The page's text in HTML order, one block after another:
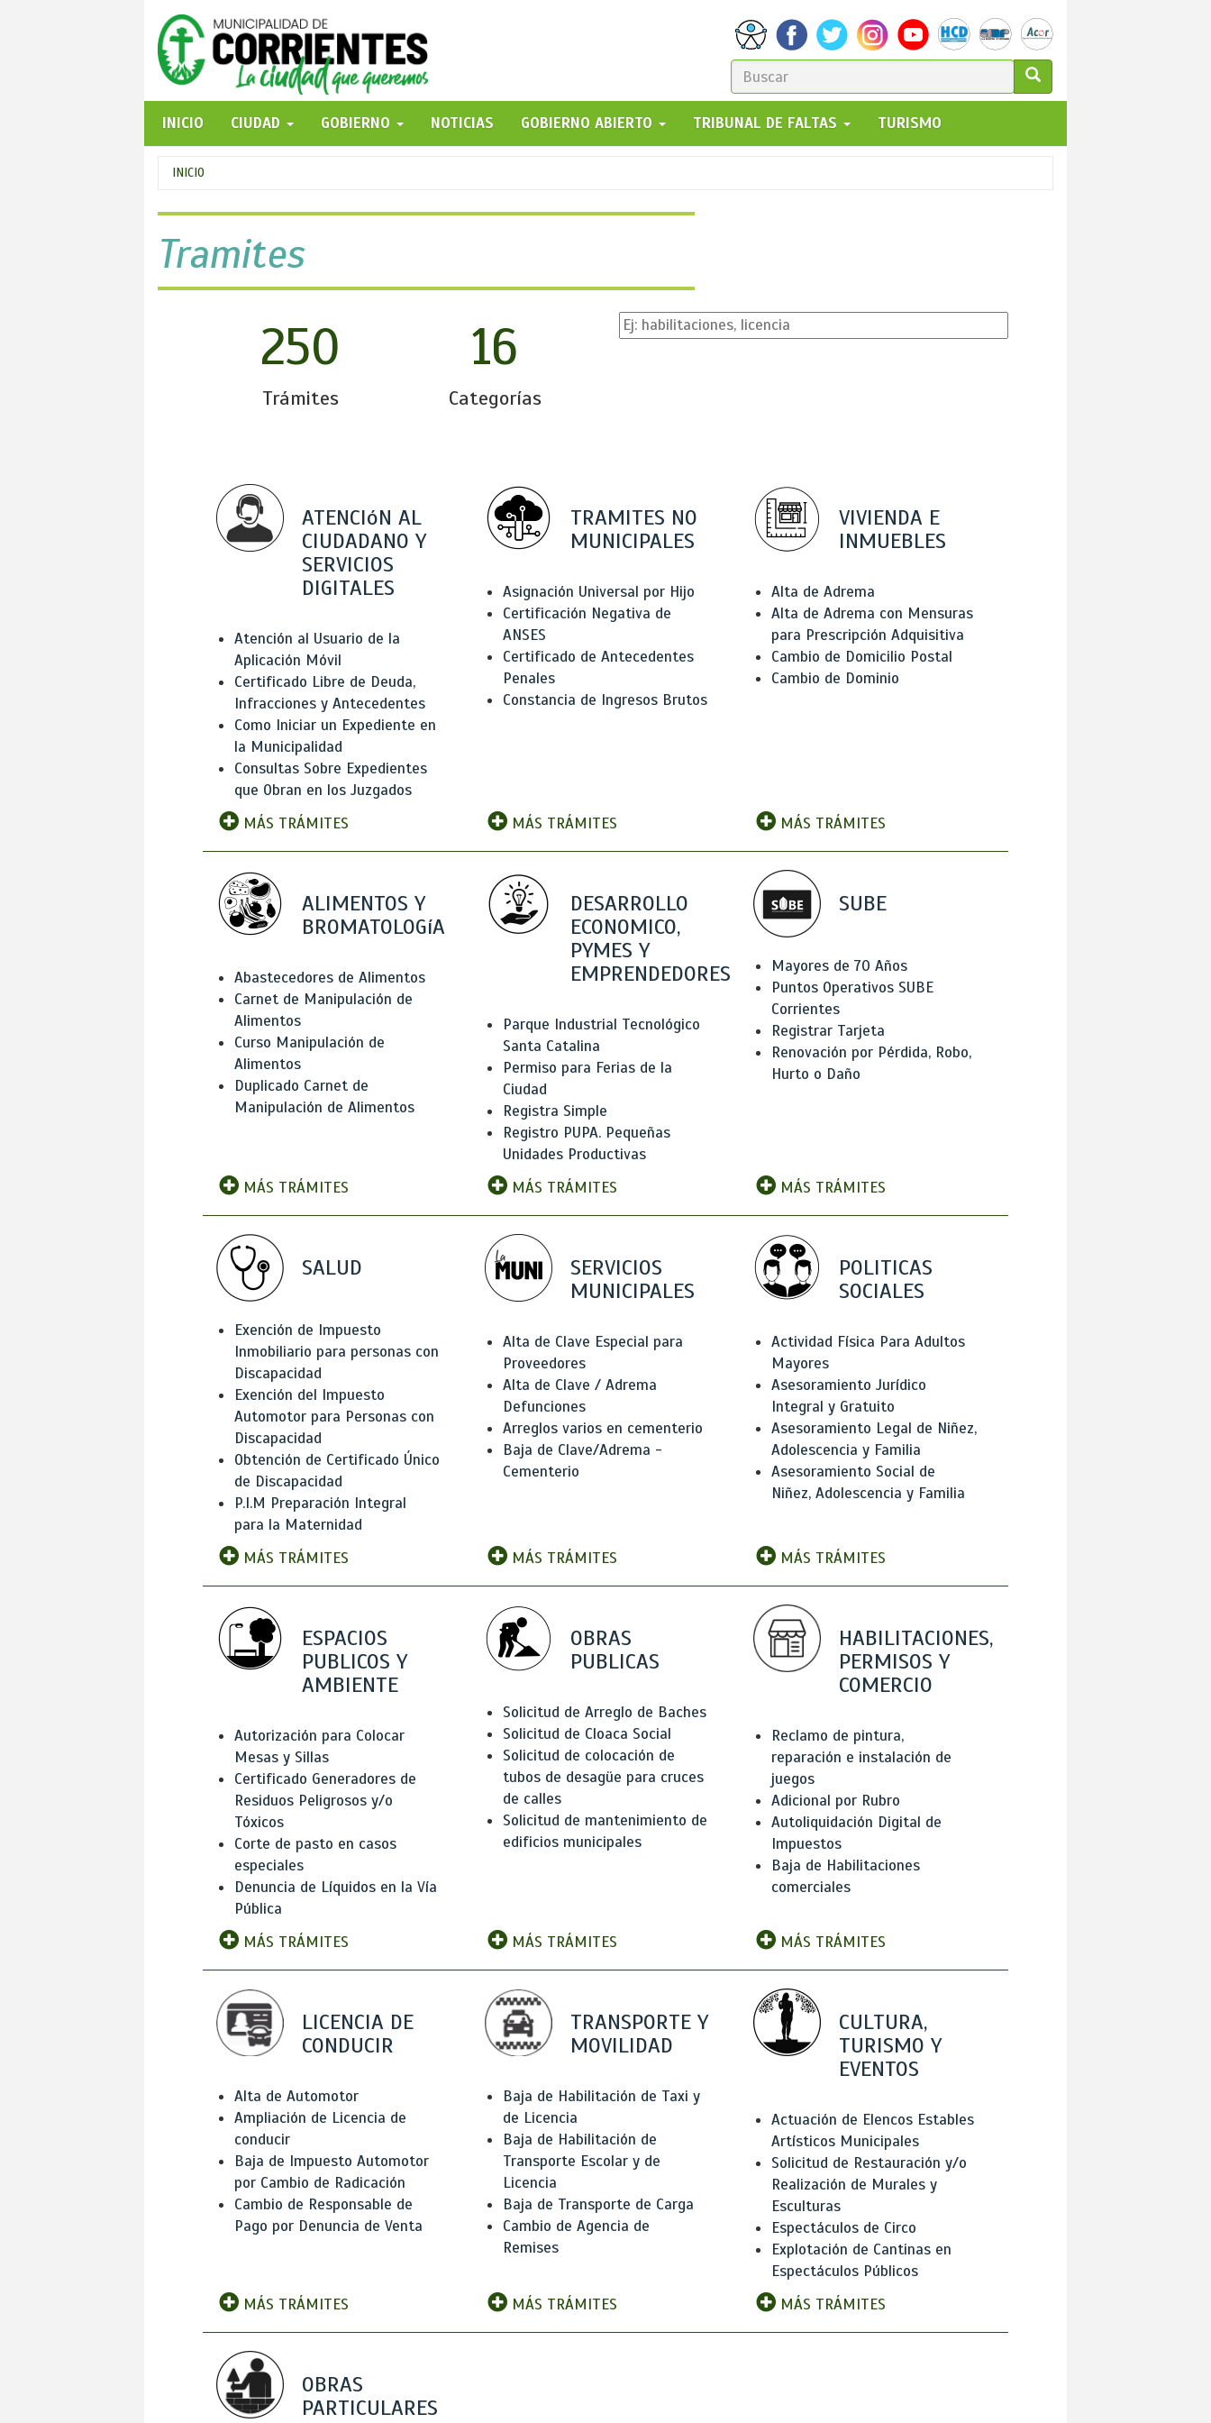
FORMULARIO
DE
BÚSQUEDA
GO!
INICIO
CIUDAD GOBIERNO NOTICIAS GOBIERNO ABIERTO TRIBUNAL DE FALTAS TURISMO
Se
encuentra
usted
aquí
INICIO
Tramites
250
Trámites
16
Categorías
ATENCIóN AL
CIUDADANO Y
SERVICIOS
DIGITALES
Atención al Usuario de la
Aplicación Móvil
Certificado Libre de Deuda,
Infracciones y Antecedentes
Como Iniciar un Expediente en
la Municipalidad
Consultas Sobre Expedientes
que Obran en los Juzgados
MÁS TRÁMITES
TRAMITES NO
MUNICIPALES
Asignación Universal por Hijo
Certificación Negativa de
ANSES
Certificado de Antecedentes
Penales
Constancia de Ingresos Brutos
MÁS TRÁMITES
VIVIENDA E
INMUEBLES
Alta de Adrema
Alta de Adrema con Mensuras
para Prescripción Adquisitiva
Cambio de Domicilio Postal
Cambio de Dominio
MÁS TRÁMITES
ALIMENTOS Y
BROMATOLOGíA
Abastecedores de Alimentos
Carnet de Manipulación de
Alimentos
Curso Manipulación de
Alimentos
Duplicado Carnet de
Manipulación de Alimentos
MÁS TRÁMITES
DESARROLLO
ECONOMICO,
PYMES Y
EMPRENDEDORES
Parque Industrial Tecnológico
Santa Catalina
Permiso para Ferias de la
Ciudad
Registra Simple
Registro PUPA. Pequeñas
Unidades Productivas
MÁS TRÁMITES
SUBE
Mayores de 70 Años
Puntos Operativos SUBE
Corrientes
Registrar Tarjeta
Renovación por Pérdida, Robo,
Hurto o Daño
MÁS TRÁMITES
SALUD
Exención de Impuesto
Inmobiliario para personas con
Discapacidad
Exención del Impuesto
Automotor para Personas con
Discapacidad
Obtención de Certificado Único
de Discapacidad
P.I.M Preparación Integral
para la Maternidad
MÁS TRÁMITES
SERVICIOS
MUNICIPALES
Alta de Clave Especial para
Proveedores
Alta de Clave / Adrema
Defunciones
Arreglos varios en cementerio
Baja de Clave/Adrema -
Cementerio
MÁS TRÁMITES
POLITICAS
SOCIALES
Actividad Física Para Adultos
Mayores
Asesoramiento Jurídico
Integral y Gratuito
Asesoramiento Legal de Niñez,
Adolescencia y Familia
Asesoramiento Social de
Niñez, Adolescencia y Familia
MÁS TRÁMITES
ESPACIOS
PUBLICOS Y
AMBIENTE
Autorización para Colocar
Mesas y Sillas
Certificado Generadores de
Residuos Peligrosos y/o
Tóxicos
Corte de pasto en casos
especiales
Denuncia de Líquidos en la Vía
Pública
MÁS TRÁMITES
OBRAS
PUBLICAS
Solicitud de Arreglo de Baches
Solicitud de Cloaca Social
Solicitud de colocación de
tubos de desagüe para cruces
de calles
Solicitud de mantenimiento de
edificios municipales
MÁS TRÁMITES
HABILITACIONES,
PERMISOS Y
COMERCIO
Reclamo de pintura,
reparación e instalación de
juegos
Adicional por Rubro
Autoliquidación Digital de
Impuestos
Baja de Habilitaciones
comerciales
MÁS TRÁMITES
LICENCIA DE
CONDUCIR
Alta de Automotor
Ampliación de Licencia de
conducir
Baja de Impuesto Automotor
por Cambio de Radicación
Cambio de Responsable de
Pago por Denuncia de Venta
MÁS TRÁMITES
TRANSPORTE Y
MOVILIDAD
Baja de Habilitación de Taxi y
de Licencia
Baja de Habilitación de
Transporte Escolar y de
Licencia
Baja de Transporte de Carga
Cambio de Agencia de
Remises
MÁS TRÁMITES
CULTURA,
TURISMO Y
EVENTOS
Actuación de Elencos Estables
Artísticos Municipales
Solicitud de Restauración y/o
Realización de Murales y
Esculturas
Espectáculos de Circo
Explotación de Cantinas en
Espectáculos Públicos
MÁS TRÁMITES
OBRAS
PARTICULARES